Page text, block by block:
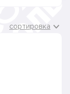
сортировка